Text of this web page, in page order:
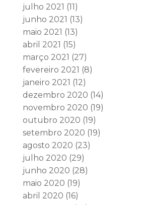
julho 2021 (11)
junho 2021 (13)
maio 2021 (13)
abril 2021 (15)
março 2021 (27)
fevereiro 2021 (8)
janeiro 2021 (12)
dezembro 2020 (14)
novembro 2020 (19)
outubro 2020 (19)
setembro 2020 (19)
agosto 2020 (23)
julho 2020 (29)
junho 2020 (28)
maio 2020 (19)
abril 2020 (16)